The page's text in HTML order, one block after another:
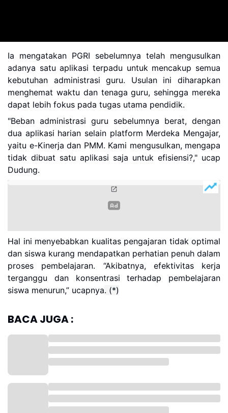
Ia mengatakan PGRI sebelumnya telah mengusulkan
adanya satu aplikasi terpadu untuk mencakup semua
kebutuhan administrasi guru. Usulan ini diharapkan
menghemat waktu dan tenaga guru, sehingga mereka
dapat lebih fokus pada tugas utama pendidik.
"Beban administrasi guru sebelumnya berat, dengan
dua aplikasi harian selain platform Merdeka Mengajar,
yaitu e-Kinerja dan PMM. Kami mengusulkan, mengapa
tidak dibuat satu aplikasi saja untuk efisiensi?," ucap
Dudung.
Hal ini menyebabkan kualitas pengajaran tidak optimal
dan siswa kurang mendapatkan perhatian penuh dalam
proses pembelajaran. “Akibatnya, efektivitas kerja
terganggu dan konsentrasi terhadap pembelajaran
siswa menurun,” ucapnya. (*)
BACA JUGA :